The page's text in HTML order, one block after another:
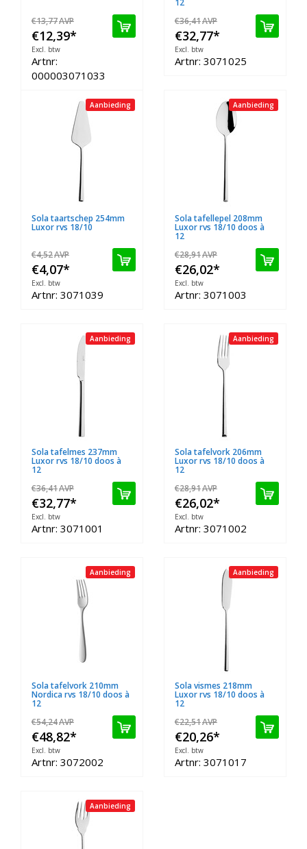
€13,77AVP
€12,39*
Excl. btw
Artnr:
000003071033
12
€36,41AVP
€32,77*
Excl. btw
Artnr: 3071025
Aanbieding
Sola taartschep 254mm
Luxor rvs 18/10
€4,52AVP
€4,07*
Excl. btw
Artnr: 3071039
Aanbieding
Sola tafellepel 208mm
Luxor rvs 18/10 doos à
12
€28,91AVP
€26,02*
Excl. btw
Artnr: 3071003
Aanbieding
Sola tafelmes 237mm
Luxor rvs 18/10 doos à
12
€36,41AVP
€32,77*
Excl. btw
Artnr: 3071001
Aanbieding
Sola tafelvork 206mm
Luxor rvs 18/10 doos à
12
€28,91AVP
€26,02*
Excl. btw
Artnr: 3071002
Aanbieding
Sola tafelvork 210mm
Nordica rvs 18/10 doos à
12
€54,24AVP
€48,82*
Excl. btw
Artnr: 3072002
Aanbieding
Sola vismes 218mm
Luxor rvs 18/10 doos à
12
€22,51AVP
€20,26*
Excl. btw
Artnr: 3071017
Aanbieding